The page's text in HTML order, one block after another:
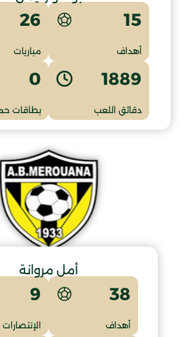
15
أهداف
26
مباريات
1889
دقائق اللعب
0
بطاقات
أمل مروانة
38
أهداف
9
الإنتصارات